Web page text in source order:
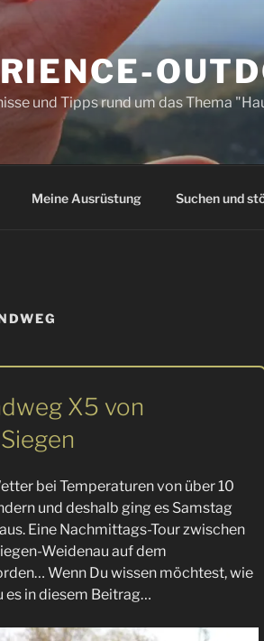
und Tipps rund um das Thema
Meine Ausrüstung Suchen und
X5 von
bei Temperaturen von über 10
und deshalb ging es Samstag
Eine Nachmittags-Tour zwischen
Weidenau auf dem
Wenn Du wissen möchtest, wie
es in diesem Beitrag…